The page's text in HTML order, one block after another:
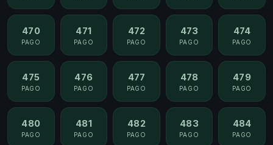
470
PAGO
471
PAGO
472
PAGO
473
PAGO
474
PAGO
475
PAGO
476
PAGO
477
PAGO
478
PAGO
479
PAGO
480
PAGO
481
PAGO
482
PAGO
483
PAGO
484
PAGO